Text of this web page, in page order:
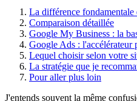
La différence fondamentale
Comparaison détaillée
Google My Business : la
Google Ads : l'accélérateur
Lequel choisir selon votre
La stratégie que je
Pour aller plus loin
J'entends souvent la même